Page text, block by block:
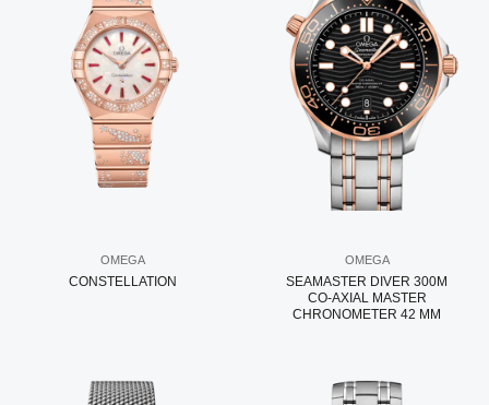
OMEGA
CONSTELLATION
OMEGA
SEAMASTER DIVER 300M
CO‑AXIAL MASTER
CHRONOMETER 42 MM